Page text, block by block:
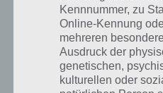
Möglichkeiten. Fans von Tower
App unbedingt einmal anschauen.
Android, iPhone und iPad
kann aber auch zur
Dwellers greifen.
Kennnummer, zu
Online-Kennung
mehreren
Ausdruck der
genetischen,
kulturellen oder